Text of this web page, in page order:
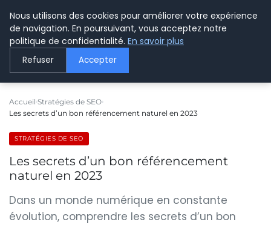
LE WEBMARKETING
Accueil Stratégies de SEO
Les secrets d’un bon référencement naturel en 2023
STRATÉGIES DE SEO
Les secrets d’un bon référencement
naturel en 2023
Dans un monde numérique en constante
évolution, comprendre les secrets d’un bon
Nous utilisons des cookies pour améliorer votre expérience
de navigation. En poursuivant, vous acceptez notre
politique de confidentialité. En savoir plus
Refuser Accepter